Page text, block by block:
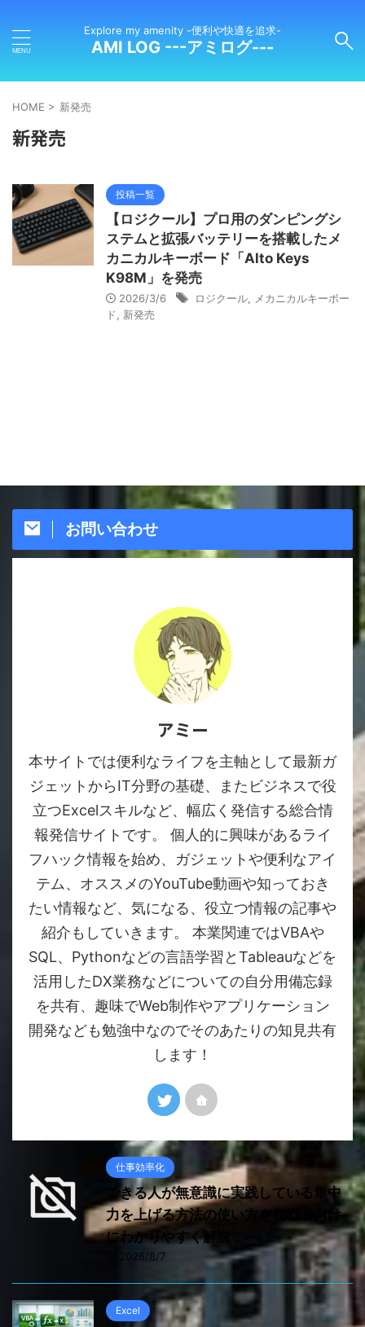
Explore my amenity -便利や快適を追求-
AMI LOG ---アミログ---
HOME > 新発売
新発売
投稿一覧
【ロジクール】プロ用のダンピングシ
ステムと拡張バッテリーを搭載したメ
カニカルキーボード「Alto Keys
K98M」を発売
2026/3/6 ロジクール
メカニカルキーボー
ド
新発売
お問い合わせ
アミー
本サイトでは便利なライフを主軸として最新ガ
ジェットからIT分野の基礎、またビジネスで役
立つExcelスキルなど、幅広く発信する総合情
報発信サイトです。 個人的に興味があるライ
フハック情報を始め、ガジェットや便利なアイ
テム、オススメのYouTube動画や知っておき
たい情報など、気になる、役立つ情報の記事や
紹介もしていきます。 本業関連ではVBAや
SQL、Pythonなどの言語学習とTableauなどを
活用したDX業務などについての自分用備忘録
を共有、趣味でWeb制作やアプリケーション
開発なども勉強中なのでそのあたりの知見共有
します！
仕事効率化
できる人が無意識に実践している集中
力を上げる方法の使い方を初心者向け
にわかりやすく解説
2026/8/7
Excel